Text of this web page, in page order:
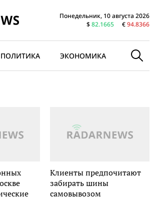
Понедельник, 10 августа 2026
$82.1665 €94.8366
ПОЛИТИКА ЭКОНОМИКА В МИРЕ
Клиенты предпочитают
забирать шины
самовывозом